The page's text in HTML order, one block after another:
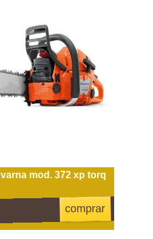
mod. 372 xp torq
comprar